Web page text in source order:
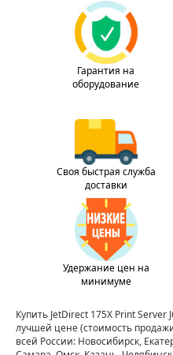
Гарантия на
оборудование
Своя быстрая служба
доставки
Удержание цен на
минимуме
Купить JetDirect 175X Print Server
лучшей цене(стоимость
всей России: Новосибирск,